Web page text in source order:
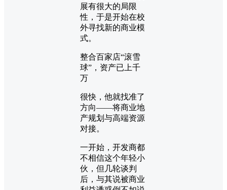
展有很大的局限
性，于是开始在校
外寻找新的商业模
式。
整合百家店“滚雪
球”，资产已上千
万
很快，他就找准了
方向——将商业地
产规划与高端资源
对接。
一开始，开发商都
不相信这个年轻小
伙，但几轮谈判
后，与其说被商业